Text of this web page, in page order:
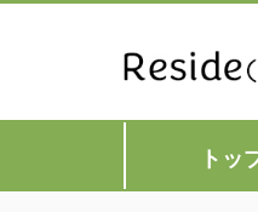
トッ